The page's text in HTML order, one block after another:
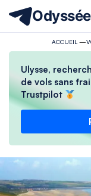
Odyssée
ACCUEIL —
Ulysse,
de vols sans
Trustpilot